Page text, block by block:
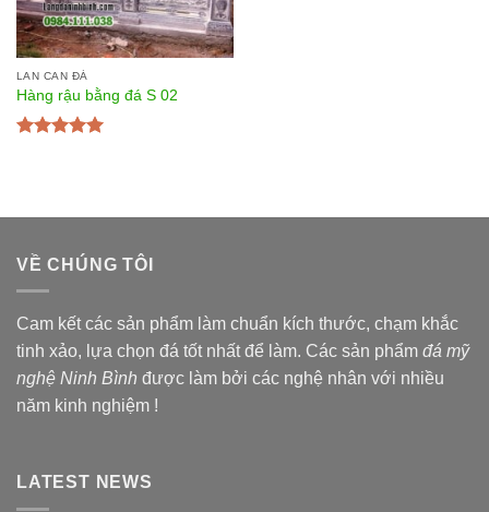
LAN CAN ĐÁ
Hàng rậu bằng đá S 02
VỀ CHÚNG TÔI
Cam kết các sản phẩm làm chuẩn kích thước, chạm khắc
tinh xảo, lựa chọn đá tốt nhất để làm. Các sản phẩm đá mỹ
nghệ Ninh Bình được làm bởi các nghệ nhân với nhiều
năm kinh nghiệm !
LATEST NEWS